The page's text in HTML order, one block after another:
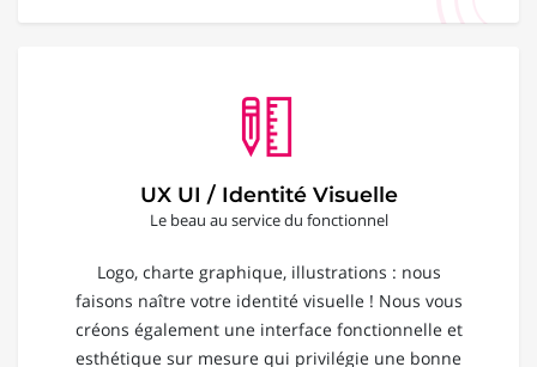
UX UI / Identité Visuelle
Le beau au service du fonctionnel
Logo, charte graphique, illustrations : nous
faisons naître votre identité visuelle ! Nous vous
créons également une interface fonctionnelle et
esthétique sur mesure qui privilégie une bonne